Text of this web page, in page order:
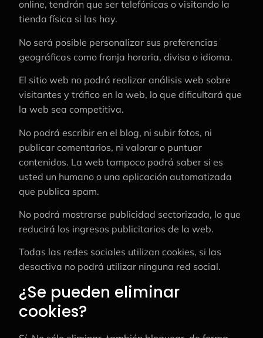
online, tendrán que ser telefónicas o visitando la
tienda física si las hay.
No será posible personalizar sus preferencias
geográficas como franja horaria, divisa o idioma.
El sitio web no podrá realizar análisis web sobre
visitantes y tráfico en la web, lo que dificultará que
la web sea competitiva.
No podrá escribir en el blog, ni subir fotos, ni
publicar comentarios, ni valorar o puntuar
contenidos. La web tampoco podrá saber si es
usted un humano o una aplicación automatizada
que publica spam.
No podrá mostrarse publicidad sectorizada, lo que
reducirá los ingresos publicitarios de la web.
Todas las redes sociales utilizan cookies, si las
desactiva no podrá utilizar ninguna red social.
¿Se pueden eliminar
cookies?